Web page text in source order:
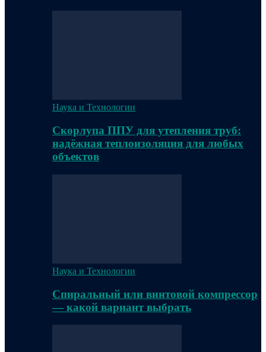
Наука и Технологии
Скорлупа ППУ для утепления труб:
надёжная теплоизоляция для любых
объектов
Наука и Технологии
Спиральный или винтовой компрессор
— какой вариант выбрать